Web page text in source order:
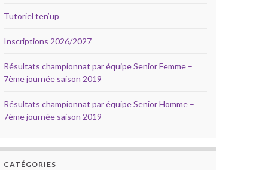
Tutoriel ten’up
Inscriptions 2026/2027
Résultats championnat par équipe Senior Femme –
7ème journée saison 2019
Résultats championnat par équipe Senior Homme –
7ème journée saison 2019
CATÉGORIES